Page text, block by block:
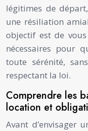
légitimes de
une résiliation
objectif est de
nécessaires pour
toute sérénité,
respectant la loi.
Comprendre les
location et
Avant d’envisager